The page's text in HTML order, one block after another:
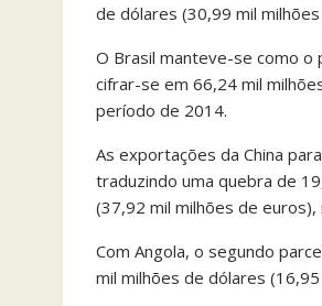
de dólares (30,99 mil
O Brasil manteve-se como o
cifrar-se em 66,24 mil
período de 2014.
As exportações da China
traduzindo uma quebra de
(37,92 mil milhões de
Com Angola, o segundo
mil milhões de dólares